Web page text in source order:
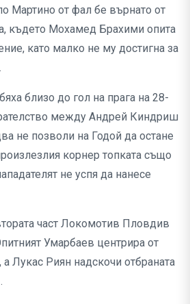
Мартино от фал бе върнато от
където Мохамед Брахими опита
като малко не му достигна за
близо до гол на прага на 28-
между Андрей Киндриш
не позволи на Годой да остане
корнер топката също
не успя да нанесе
част Локомотив Пловдив
Умарбаев центрира от
Лукас Риян надскочи отбраната